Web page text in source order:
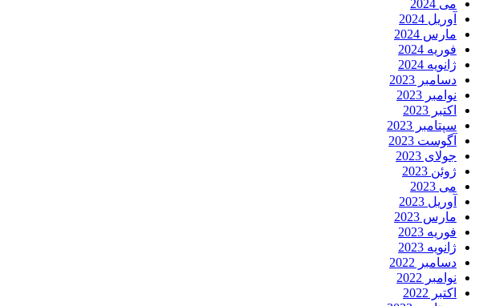
می 2024
آوریل 2024
مارس 2024
فوریه 2024
ژانویه 2024
دسامبر 2023
نوامبر 2023
اکتبر 2023
سپتامبر 2023
آگوست 2023
جولای 2023
ژوئن 2023
می 2023
آوریل 2023
مارس 2023
فوریه 2023
ژانویه 2023
دسامبر 2022
نوامبر 2022
اکتبر 2022